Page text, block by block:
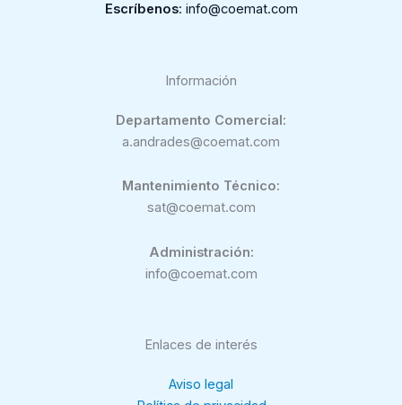
Escríbenos: info@coemat.com
Información
Departamento Comercial:
a.andrades@coemat.com
Mantenimiento Técnico:
sat@coemat.com
Administración:
info@coemat.com
Enlaces de interés
Aviso legal